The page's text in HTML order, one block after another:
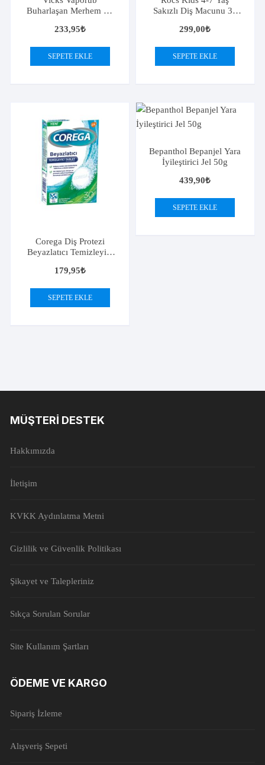
Buharlaşan Merhem 38
233,95₺
SEPETE EKLE
Sakızlı Diş Macunu 35
299,00₺
SEPETE EKLE
Corega Diş Protezi
Beyazlatıcı Temizleyici
179,95₺
SEPETE EKLE
Bepanthol Bepanjel Yara
İyileştirici Jel 50g
439,90₺
SEPETE EKLE
MÜŞTERI DESTEK
Hakkımızda
İletişim
KVKK Aydınlatma Metni
Gizlilik ve Güvenlik Politikası
Şikayet ve Talepleriniz
Sıkça Sorulan Sorular
Site Kullanım Şartları
ÖDEME VE KARGO
Sipariş İzleme
Alışveriş Sepeti